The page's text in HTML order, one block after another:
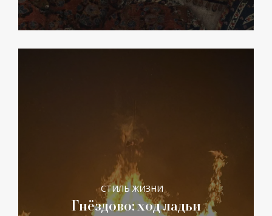
СТИЛЬ ЖИЗНИ
Гнёздово: ход ладьи